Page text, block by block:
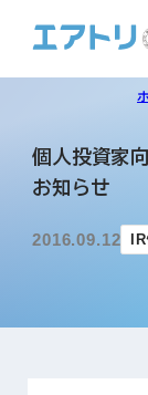
個人投資家
お知らせ
2016.09.12 IR